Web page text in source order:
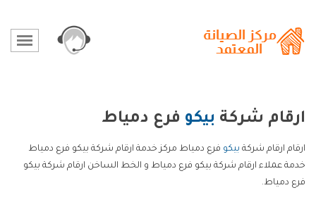
ارقام شركة بيكو فرع دمياط
ارقام ارقام شركة بيكو فرع دمياط مركز خدمة ارقام شركة بيكو فرع دمياط
خدمة عملاء ارقام شركة بيكو فرع دمياط و الخط الساخن ارقام شركة بيكو
فرع دمياط.